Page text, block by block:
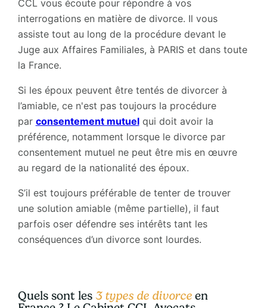
CCL vous écoute pour répondre à vos
interrogations en matière de divorce. Il vous
assiste tout au long de la procédure devant le
Juge aux Affaires Familiales, à PARIS et dans toute
la France.
Si les époux peuvent être tentés de divorcer à
l’amiable, ce n'est pas toujours la procédure
par consentement mutuelqui doit avoir la
préférence, notamment lorsque le divorce par
consentement mutuel ne peut être mis en œuvre
au regard de la nationalité des époux.
S’il est toujours préférable de tenter de trouver
une solution amiable (même partielle), il faut
parfois oser défendre ses intérêts tant les
conséquences d’un divorce sont lourdes.
Quels sont les 3 types de divorce en